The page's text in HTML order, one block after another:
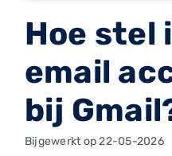
Hoe stel
email
bij
Bijgewerkt op 22-05-2026